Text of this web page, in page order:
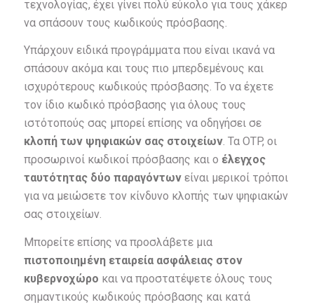
τεχνολογίας, έχει γίνει πολύ εύκολο για τους χάκερ
να σπάσουν τους κωδικούς πρόσβασης.
Υπάρχουν ειδικά προγράμματα που είναι ικανά να
σπάσουν ακόμα και τους πιο μπερδεμένους και
ισχυρότερους κωδικούς πρόσβασης. Το να έχετε
τον ίδιο κωδικό πρόσβασης για όλους τους
ιστότοπούς σας μπορεί επίσης να οδηγήσει σε
κλοπή των ψηφιακών σας στοιχείων. Τα OTP, οι
προσωρινοί κωδικοί πρόσβασης και ο έλεγχος
ταυτότητας δύο παραγόντωνείναι μερικοί τρόποι
για να μειώσετε τον κίνδυνο κλοπής των ψηφιακών
σας στοιχείων.
Μπορείτε επίσης να προσλάβετε μια
πιστοποιημένη εταιρεία ασφάλειας στον
κυβερνοχώρο και να προστατέψετε όλους τους
σημαντικούς κωδικούς πρόσβασης και κατά